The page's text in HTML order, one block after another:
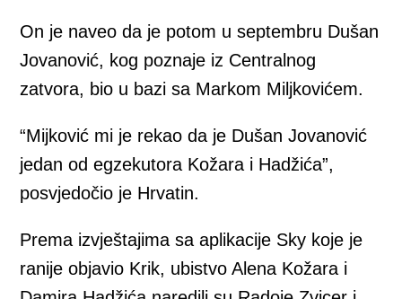
On je naveo da je potom u septembru Dušan
Jovanović, kog poznaje iz Centralnog
zatvora, bio u bazi sa Markom Miljkovićem.
“Mijković mi je rekao da je Dušan Jovanović
jedan od egzekutora Kožara i Hadžića”,
posvjedočio je Hrvatin.
Prema izvještajima sa aplikacije Sky koje je
ranije objavio Krik, ubistvo Alena Kožara i